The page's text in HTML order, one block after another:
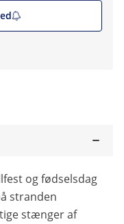
og fødselsdag
stranden
stænger af